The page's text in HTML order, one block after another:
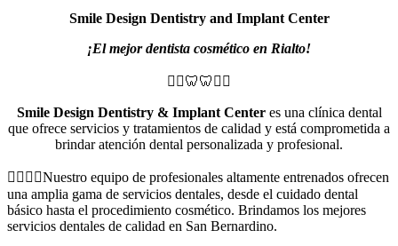
Smile Design Dentistry and Implant Center
¡El mejor dentista cosmético en Rialto!
👨‍⚕️🦷🦷👨‍⚕️
Smile Design Dentistry & Implant Center es una clínica dental
que ofrece servicios y tratamientos de calidad y está comprometida a
brindar atención dental personalizada y profesional.
👩‍⚕️👨‍⚕️Nuestro equipo de profesionales altamente entrenados ofrecen
una amplia gama de servicios dentales, desde el cuidado dental
básico hasta el procedimiento cosmético. Brindamos los mejores
servicios dentales de calidad en San Bernardino.